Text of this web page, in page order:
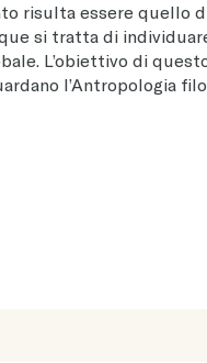
risulta essere quello
si tratta di
L’obiettivo di
l’Antropologia